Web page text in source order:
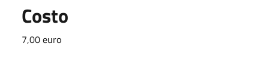
Costo
7,00 euro